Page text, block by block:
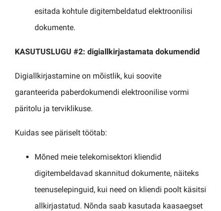
esitada kohtule digitembeldatud elektroonilisi
dokumente.
KASUTUSLUGU #2: digiallkirjastamata dokumendid
Digiallkirjastamine on mõistlik, kui soovite
garanteerida paberdokumendi elektroonilise vormi
päritolu ja terviklikuse.
Kuidas see päriselt töötab:
Mõned meie telekomisektori kliendid
digitembeldavad skannitud dokumente, näiteks
teenuselepinguid, kui need on kliendi poolt käsitsi
allkirjastatud. Nõnda saab kasutada kaasaegset